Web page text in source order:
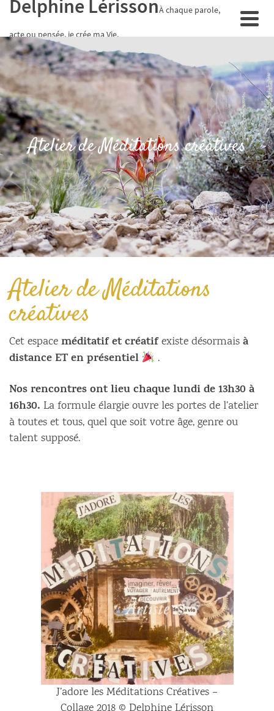
Delphine LérissonÀ chaque parole,
acte ou pensée, je crée ma Vie.
Atelier de Méditations créatives
Atelier de Méditations
créatives
Cet espaceméditatif et créatifexiste désormaisà
distance ET en présentiel
.
Nos rencontres ont lieu chaque lundi de 13h30 à
16h30. La formule élargie ouvre les portes de l’atelier
à toutes et tous, quel que soit votre âge, genre ou
talent supposé.
J’adore les Méditations Créatives –